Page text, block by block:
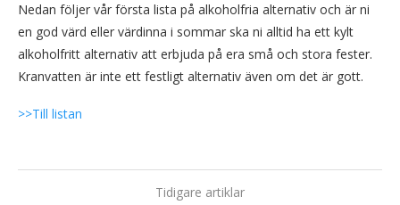
Nedan följer vår första lista på alkoholfria alternativ och är ni
en god värd eller värdinna i sommar ska ni alltid ha ett kylt
alkoholfritt alternativ att erbjuda på era små och stora fester.
Kranvatten är inte ett festligt alternativ även om det är gott.
>>Till listan
Tidigare artiklar